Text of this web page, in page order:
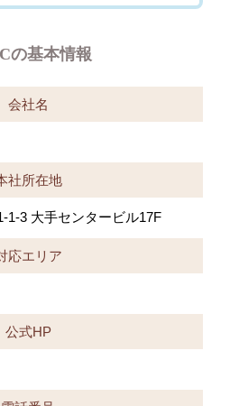
の基本情報
会社名
社所在地
1-3 大手センタービル17F
応エリア
公式HP